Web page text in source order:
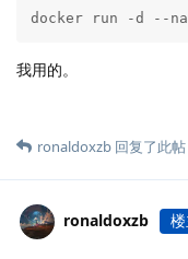
docker run -d --
我用的。
ronaldoxzb 回复了此帖
ronaldoxzb